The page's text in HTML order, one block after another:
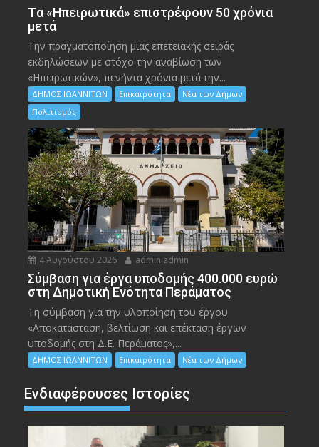
Tα «Ηπειρωτικά» επιστρέφουν 50 χρόνια
μετά
Την πραγματοποίηση μιας επετειακής σειράς
εκδηλώσεων με στόχο την αναβίωση των
«Ηπειρωτικών», πενήντα χρόνια μετά την...
ΔΗΜΟΣ ΙΩΑΝΝΙΤΩΝ Επικαιρότητα
Νέα των Δήμων
Πολιτισμός
4 Αυγούστου 2026 admin admin
Σύμβαση για έργα υποδομής 400.000 ευρώ
στη Δημοτική Ενότητα Περάματος
Τη σύμβαση για την υλοποίηση του έργου
«Αποκατάσταση, βελτίωση και επέκταση έργων
υποδομής στη Δ.Ε. Περάματος»,...
ΔΗΜΟΣ ΙΩΑΝΝΙΤΩΝ Επικαιρότητα Νέα των Δήμων
Ενδιαφέρουσες Ιστορίες